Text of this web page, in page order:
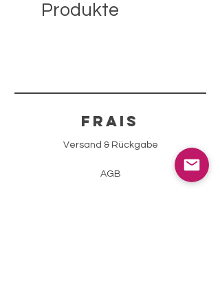
Produkte
FRAIS
Versand & Rückgabe
AGB